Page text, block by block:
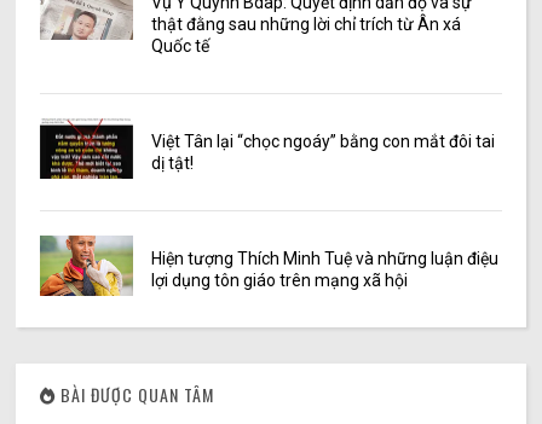
thật đằng sau những lời chỉ trích từ Ân xá
Quốc tế
Việt Tân lại “chọc ngoáy” bằng con mắt đôi tai
dị tật!
Hiện tượng Thích Minh Tuệ và những luận điệu
lợi dụng tôn giáo trên mạng xã hội
BÀI ĐƯỢC QUAN TÂM